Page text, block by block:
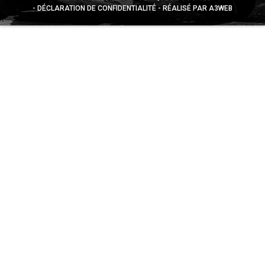
DÉCLARATION DE CONFIDENTIALITÉ
RÉALISÉ PAR A3WEB